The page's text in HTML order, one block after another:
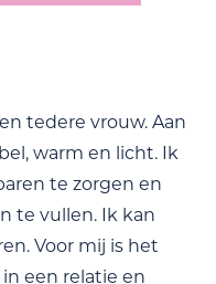
tedere vrouw. Aan
warm en licht. Ik
te zorgen en
te vullen. Ik kan
Voor mij is het
een relatie en